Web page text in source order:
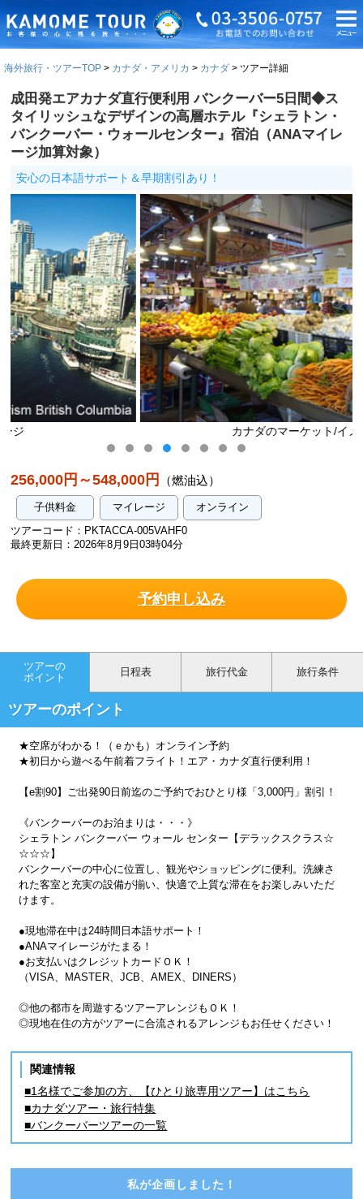
海外旅行・ツアーTOP カナダ・アメリカ カナダ ツアー詳細
成田発エアカナダ直行便利用 バンクーバー5日間◆ス
タイリッシュなデザインの高層ホテル『シェラトン・
バンクーバー・ウォールセンター』宿泊（ANAマイレ
ージ加算対象）
安心の日本語サポート＆早期割引あり！
カナダのマーケット/イメージ
256,000円～548,000円 （燃油込）
子供料金 マイレージ
オンライン
ツアーコード：PKTACCA-005VAHF0
最終更新日：2026年8月9日03時04分
予約申し込み
ツアーの
ポイント
日程表 旅行代金 旅行条件
ツアーのポイント
★空席がわかる！（ｅかも）オンライン予約
★初日から遊べる午前着フライト！エア・カナダ直行便利用！
【e割90】ご出発90日前迄のご予約でおひとり様「3,000円」割引！
《バンクーバーのお泊まりは・・・》
シェラトン バンクーバー ウォール センター【デラックスクラス☆
☆☆☆】
バンクーバーの中心に位置し、観光やショッピングに便利。洗練さ
れた客室と充実の設備が揃い、快適で上質な滞在をお楽しみいただ
けます。
●現地滞在中は24時間日本語サポート！
●ANAマイレージがたまる！
●お支払いはクレジットカードＯＫ！
（VISA、MASTER、JCB、AMEX、DINERS）
◎他の都市を周遊するツアーアレンジもＯＫ！
◎現地在住の方がツアーに合流されるアレンジもお任せください！
関連情報
■1名様でご参加の方、【ひとり旅専用ツアー】はこちら
■カナダツアー・旅行特集
■バンクーバーツアーの一覧
私が企画しました！